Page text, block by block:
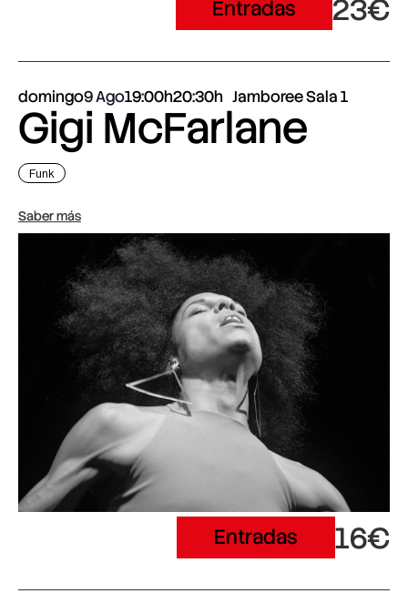
Entradas 23€
domingo9 Ago19:00h20:30h Jamboree Sala 1
Gigi McFarlane
Funk
Saber más
Entradas 16€